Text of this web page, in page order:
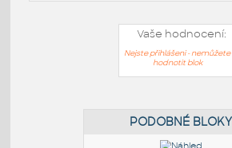
Vaše hodnocení:
Nejste přihlášeni - nemůžete
hodnotit blok